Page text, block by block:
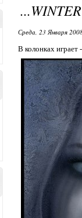
Среда, 23 Января
В колонках играет -